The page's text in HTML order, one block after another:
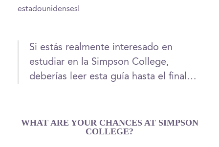
estadounidenses!
Si estás realmente interesado en
estudiar en la Simpson College,
deberías leer esta guía hasta el final…
WHAT ARE YOUR CHANCES AT SIMPSON
COLLEGE?